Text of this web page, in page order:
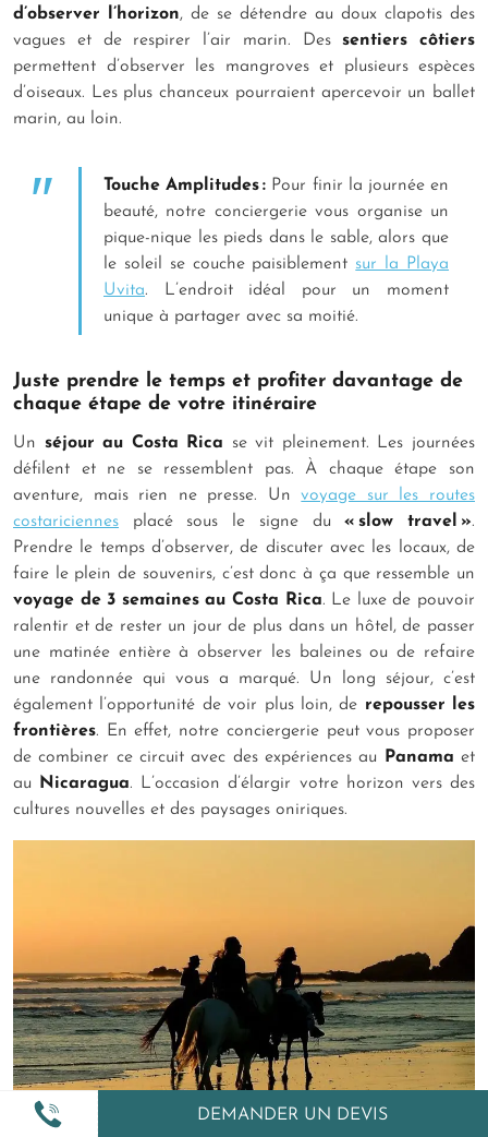
DEMANDER UN DEVIS
d’observer l’horizon, de se détendre au doux clapotis des
vagues et de respirer l’air marin. Dessentiers côtiers
permettent d’observer les mangroves et plusieurs espèces
d’oiseaux. Les plus chanceux pourraient apercevoir un ballet
marin, au loin.
Touche Amplitudes : Pour finir la journée en
beauté, notre conciergerie vous organise un
pique-nique les pieds dans le sable, alors que
le soleil se couche paisiblement sur la Playa
Uvita. L’endroit idéal pour un moment
unique à partager avec sa moitié.
Juste prendre le temps et profiter davantage de
chaque étape de votre itinéraire
Un séjour au Costa Rica se vit pleinement. Les journées
défilent et ne se ressemblent pas. À chaque étape son
aventure, mais rien ne presse. Unvoyage sur les routes
costariciennes placé sous le signe du« slow travel ».
Prendre le temps d’observer, de discuter avec les locaux, de
faire le plein de souvenirs, c’est donc à ça que ressemble un
voyage de 3 semaines au Costa Rica. Le luxe de pouvoir
ralentir et de rester un jour de plus dans un hôtel, de passer
une matinée entière à observer les baleines ou de refaire
une randonnée qui vous a marqué. Un long séjour, c’est
également l’opportunité de voir plus loin, de repousser les
frontières. En effet, notre conciergerie peut vous proposer
de combiner ce circuit avec des expériences au Panama et
au Nicaragua. L’occasion d’élargir votre horizon vers des
cultures nouvelles et des paysages oniriques.